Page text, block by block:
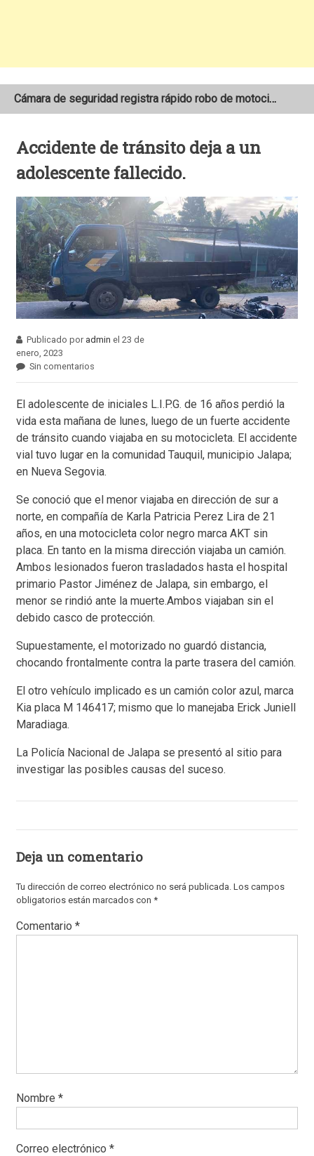
Cámara de seguridad registra rápido robo de motocicleta en el barrio Santo Domingo de Estelí
Accidente de tránsito deja a un
adolescente fallecido.
Publicado por admin el 23 de
enero, 2023
Sin comentarios
El adolescente de iniciales L.I.P.G. de 16 años perdió la
vida esta mañana de lunes, luego de un fuerte accidente
de tránsito cuando viajaba en su motocicleta. El accidente
vial tuvo lugar en la comunidad Tauquil, municipio Jalapa;
en Nueva Segovia.
Se conoció que el menor viajaba en dirección de sur a
norte, en compañía de Karla Patricia Perez Lira de 21
años, en una motocicleta color negro marca AKT sin
placa. En tanto en la misma dirección viajaba un camión.
Ambos lesionados fueron trasladados hasta el hospital
primario Pastor Jiménez de Jalapa, sin embargo, el
menor se rindió ante la muerte.Ambos viajaban sin el
debido casco de protección.
Supuestamente, el motorizado no guardó distancia,
chocando frontalmente contra la parte trasera del camión.
El otro vehículo implicado es un camión color azul, marca
Kia placa M 146417; mismo que lo manejaba Erick Juniell
Maradiaga.
La Policía Nacional de Jalapa se presentó al sitio para
investigar las posibles causas del suceso.
Deja un comentario
Tu dirección de correo electrónico no será publicada. Los campos
obligatorios están marcados con *
Comentario *
Nombre *
Correo electrónico *